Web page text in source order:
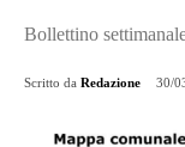
Bollettino
Scritto da Redazione 30/